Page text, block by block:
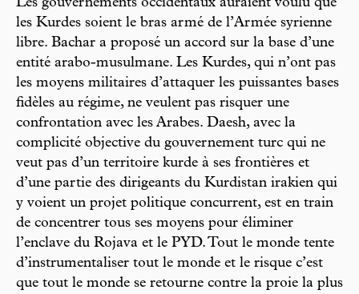
Les gouvernements occidentaux auraient voulu que
les Kurdes soient le bras armé de l’Armée syrienne
libre. Bachar a proposé un accord sur la base d’une
entité arabo-musulmane. Les Kurdes, qui n’ont pas
les moyens militaires d’attaquer les puissantes bases
fidèles au régime, ne veulent pas risquer une
confrontation avec les Arabes. Daesh, avec la
complicité objective du gouvernement turc qui ne
veut pas d’un territoire kurde à ses frontières et
d’une partie des dirigeants du Kurdistan irakien qui
y voient un projet politique concurrent, est en train
de concentrer tous ses moyens pour éliminer
l’enclave du Rojava et le PYD. Tout le monde tente
d’instrumentaliser tout le monde et le risque c’est
que tout le monde se retourne contre la proie la plus